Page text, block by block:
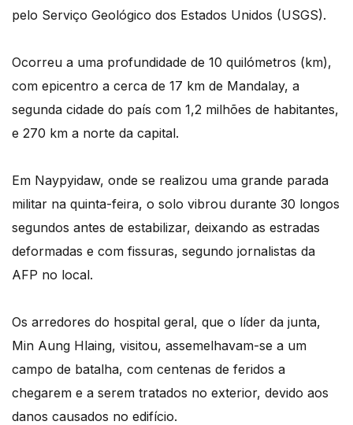
pelo Serviço Geológico dos Estados Unidos (USGS).
Ocorreu a uma profundidade de 10 quilómetros (km),
com epicentro a cerca de 17 km de Mandalay, a
segunda cidade do país com 1,2 milhões de habitantes,
e 270 km a norte da capital.
Em Naypyidaw, onde se realizou uma grande parada
militar na quinta-feira, o solo vibrou durante 30 longos
segundos antes de estabilizar, deixando as estradas
deformadas e com fissuras, segundo jornalistas da
AFP no local.
Os arredores do hospital geral, que o líder da junta,
Min Aung Hlaing, visitou, assemelhavam-se a um
campo de batalha, com centenas de feridos a
chegarem e a serem tratados no exterior, devido aos
danos causados no edifício.